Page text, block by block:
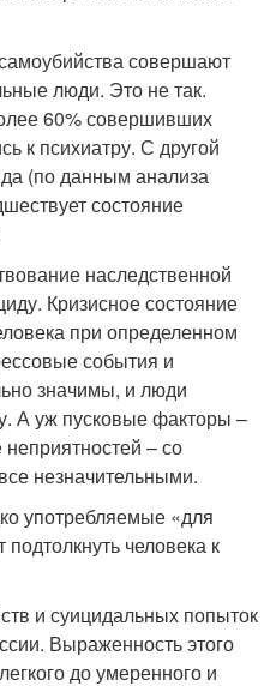
совершают
люди. Это не так.
60% совершивших
к психиатру. С другой
(по данным анализа
состояние
наследственной
Кризисное состояние
при определенном
события и
значимы, и люди
А уж пусковые факторы –
– со
незначительными.
употребляемые «для
человека к
и суицидальных попыток
Выраженность этого
до умеренного и